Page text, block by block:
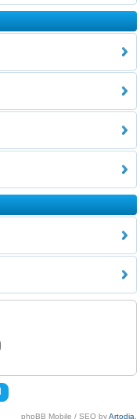
phpBB Mobile / SEO byArtodia